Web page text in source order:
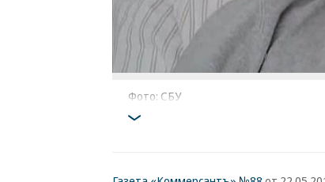
Фото: СБУ